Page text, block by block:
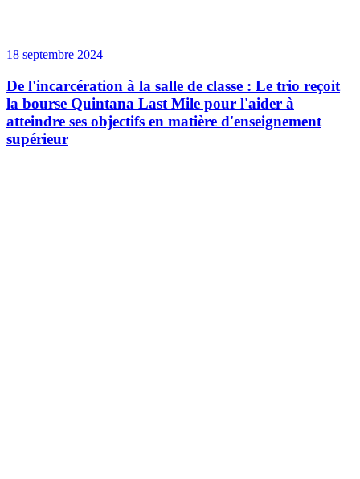
18 septembre 2024
De l'incarcération à la salle de classe : Le trio reçoit
la bourse Quintana Last Mile pour l'aider à
atteindre ses objectifs en matière d'enseignement
supérieur